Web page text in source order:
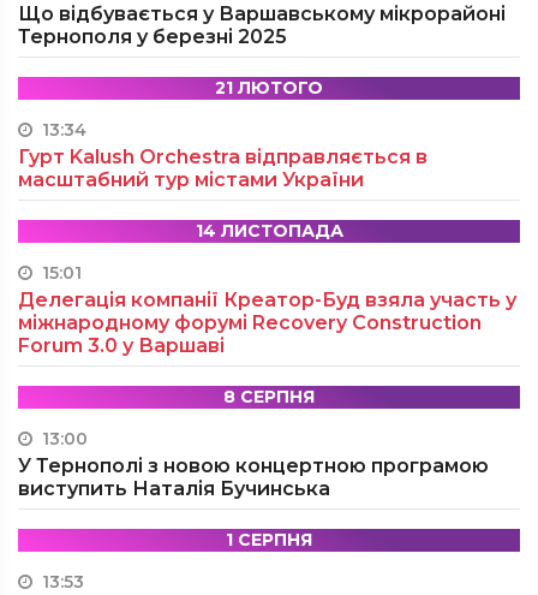
Що відбувається у Варшавському мікрорайоні
Тернополя у березні 2025
21 ЛЮТОГО
13:34
Гурт Kalush Orchestra відправляється в
масштабний тур містами України
14 ЛИСТОПАДА
15:01
Делегація компанії Креатор-Буд взяла участь у
міжнародному форумі Recovery Construction
Forum 3.0 у Варшаві
8 СЕРПНЯ
13:00
У Тернополі з новою концертною програмою
виступить Наталія Бучинська
1 СЕРПНЯ
13:53